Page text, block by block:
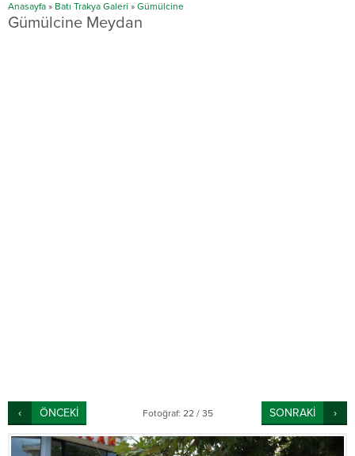
Anasayfa » Batı Trakya Galeri » Gümülcine
Gümülcine Meydan
ÖNCEKİ Fotoğraf: 22 / 35 SONRAKİ